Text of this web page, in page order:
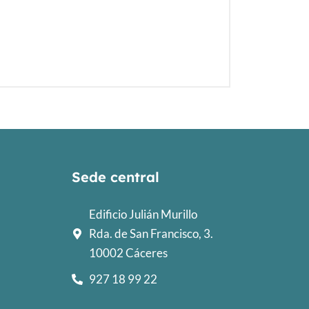
Sede central
Edificio Julián Murillo
Rda. de San Francisco, 3.
10002 Cáceres
927 18 99 22